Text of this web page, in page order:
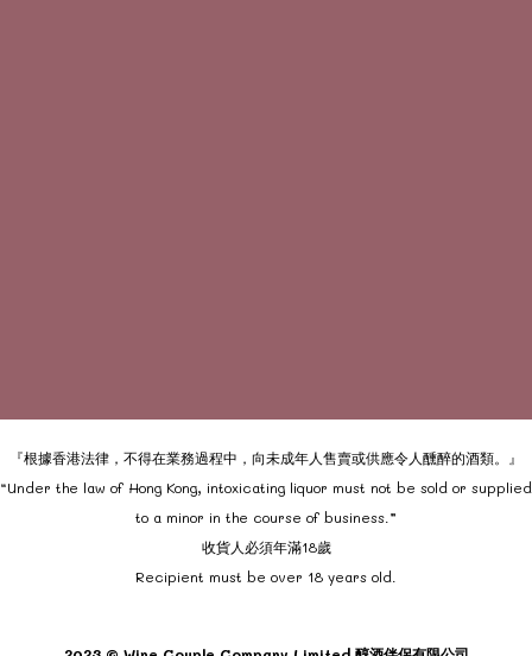
『根據香港法律，不得在業務過程中，向未成年人售賣或供應令人醺醉的酒類。』
“Under the law of Hong Kong, intoxicating liquor must not be sold or supplied
to a minor in the course of business.”
收貨人必須年滿18歲
Recipient must be over 18 years old.